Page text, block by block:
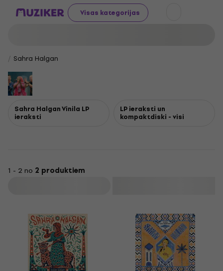
Visas kategorijas
Sahra Halgan
Sahra Halgan Vinila LP
ieraksti
LP ieraksti un
kompaktdiski - visi
1 - 2 no 2 produktiem